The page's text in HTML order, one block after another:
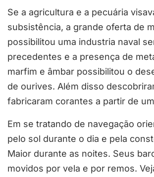
Se a agricultura e a pecuária
subsistência, a grande oferta de
possibilitou uma industria naval
precedentes e a presença de
marfim e âmbar possibilitou o
de ourives. Além disso
fabricaram corantes a partir de
Em se tratando de navegação
pelo sol durante o dia e pela
Maior durante as noites. Seus
movidos por vela e por remos.